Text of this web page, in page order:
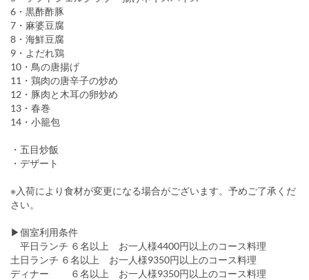
6・黒酢酢豚
7・麻婆豆腐
8・海鮮豆腐
9・よだれ鶏
10・鳥の唐揚げ
11・鶏肉の唐辛子の炒め
12・豚肉と木耳の卵炒め
13・春巻
14・小籠包
・五目炒飯
・デザート
※入荷により食材が変更になる場合がございます。予めご了承くだ
さい。
▶個室利用条件
平日ランチ ６名以上 お一人様4400円以上のコース料理
土日ランチ ６名以上 お一人様9350円以上のコース料理
ディナー ６名以上 お一人様9350円以上のコース料理